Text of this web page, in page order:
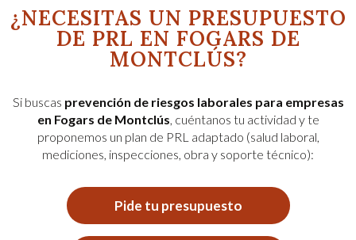
¿NECESITAS UN PRESUPUESTO
DE PRL EN FOGARS DE
MONTCLÚS?
Si buscas prevención de riesgos laborales para empresas
en Fogars de Montclús, cuéntanos tu actividad y te
proponemos un plan de PRL adaptado (salud laboral,
mediciones, inspecciones, obra y soporte técnico):
Pide tu presupuesto